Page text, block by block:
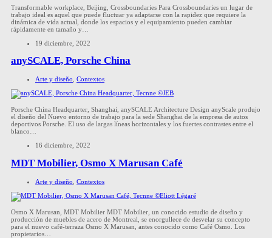
Transformable workplace, Beijing, Crossboundaries Para Crossboundaries un lugar de
trabajo ideal es aquel que puede fluctuar ya adaptarse con la rapidez que requiere la
dinámica de vida actual, donde los espacios y el equipamiento pueden cambiar
rápidamente en tamaño y…
19 diciembre, 2022
anySCALE, Porsche China
Arte y diseño Contextos
Porsche China Headquarter, Shanghai, anySCALE Architecture Design anyScale produjo
el diseño del Nuevo entorno de trabajo para la sede Shanghai de la empresa de autos
deportivos Porsche. El uso de largas líneas horizontales y los fuertes contrastes entre el
blanco…
16 diciembre, 2022
MDT Mobilier, Osmo X Marusan Café
Arte y diseño Contextos
Osmo X Marusan, MDT Mobilier MDT Mobilier, un conocido estudio de diseño y
producción de muebles de acero de Montreal, se enorgullece de desvelar su concepto
para el nuevo café-terraza Osmo X Marusan, antes conocido como Café Osmo. Los
propietarios…